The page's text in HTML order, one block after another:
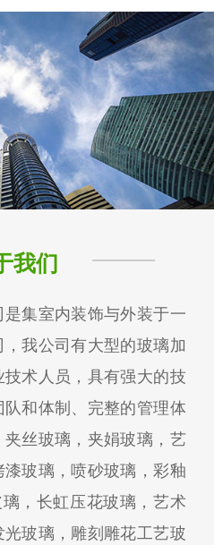
我们
集室内装饰与外装于一
我公司有大型的玻璃加
术人员，具有强大的技
和体制、完整的管理体
丝玻璃，夹娟玻璃，艺
玻璃，喷砂玻璃，彩釉
，长虹压花玻璃，艺术
玻璃，雕刻雕花工艺玻